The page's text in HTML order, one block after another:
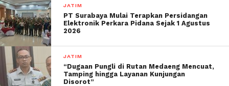
JATIM
PT Surabaya Mulai Terapkan Persidangan
Elektronik Perkara Pidana Sejak 1 Agustus
2026
JATIM
“Dugaan Pungli di Rutan Medaeng Mencuat,
Tamping hingga Layanan Kunjungan
Disorot”